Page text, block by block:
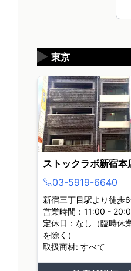
東京
▶
ストックラボ新宿本
03-5919-6640
新宿三丁目駅より徒歩
営業時間：11:00 -
定休日：なし（臨時休
を除く）
取扱商材: すべて